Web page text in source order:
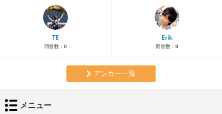
TE
回答数： 0
Erik
回答数： 0
アンカー一覧
メニュー